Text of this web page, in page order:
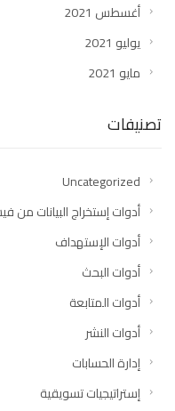
أغسطس 2021
يوليو 2021
مايو 2021
تصنيفات
Uncategorized
أدوات إستخراج البيانات من
أدوات الإستهداف
أدوات البحث
أدوات المتابعة
أدوات النشر
إدارة الحسابات
إستراتيجيات تسويقية